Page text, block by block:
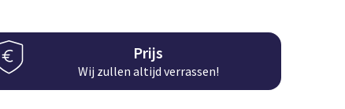
Prijs
Wij zullen altijd verrassen!